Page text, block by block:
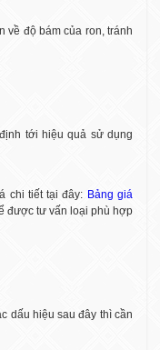
về độ bám của ron, tránh
tới hiệu quả sử dụng
chi tiết tại đây: Bảng giá
được tư vấn loại phù hợp
dấu hiệu sau đây thì cần